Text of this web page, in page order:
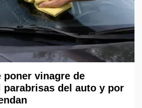
poner vinagre de
parabrisas del auto y por